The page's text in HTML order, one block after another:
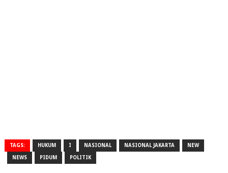
TAGS: HUKUM I NASIONAL NASIONAL JAKARTA NEW
NEWS PIDUM POLITIK